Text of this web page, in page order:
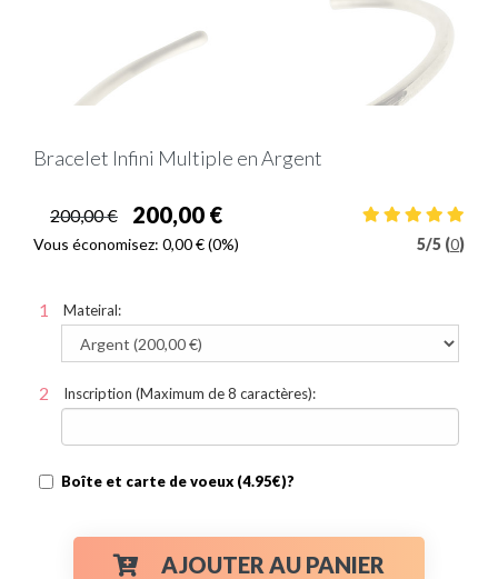
Bracelet Infini Multiple en Argent
200,00 € 200,00 €
Vous économisez: 0,00 €(0%) 5/5 (0)
Mateiral:
Inscription (Maximum de 8 caractères):
Boîte et carte de voeux (4.95€)?
AJOUTER AU PANIER